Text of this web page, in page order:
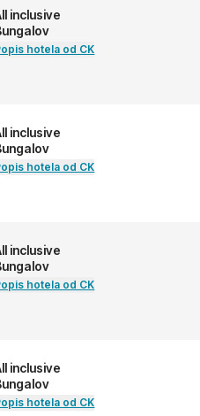
inclusive
hotela od CK
inclusive
hotela od CK
inclusive
hotela od CK
inclusive
hotela od CK